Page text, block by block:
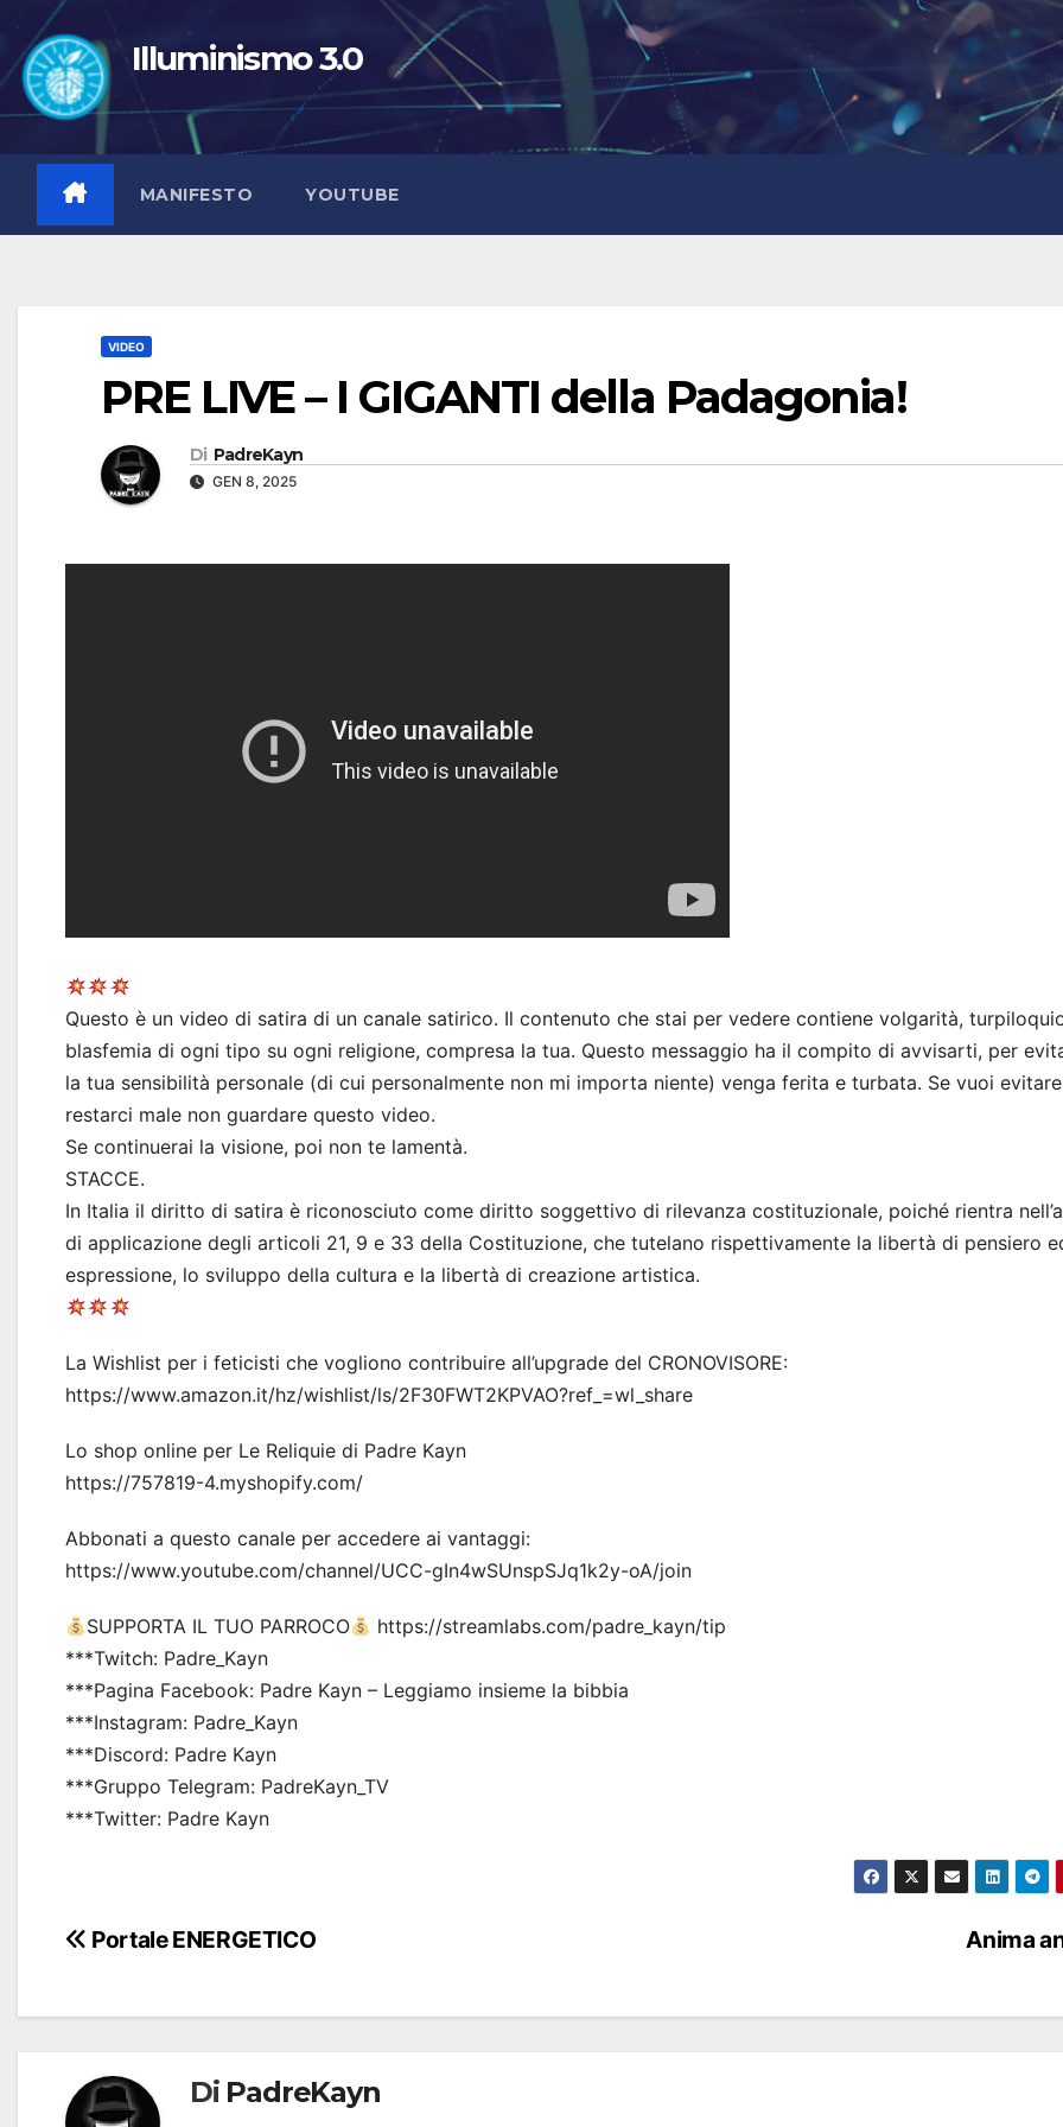
contenuto
Illuminismo 3.0
MANIFESTO YOUTUBE
VIDEO
PRE LIVE – I GIGANTI della Padagonia!
Di PadreKayn
GEN 8, 2025
Questo è un video di satira di un canale satirico. Il contenuto che stai per vedere contiene volgarità,
blasfemia di ogni tipo su ogni religione, compresa la tua. Questo messaggio ha il compito di avvisarti, per
la tua sensibilità personale (di cui personalmente non mi importa niente) venga ferita e turbata. Se vuoi
restarci male non guardare questo video.
Se continuerai la visione, poi non te lamentà.
STACCE.
In Italia il diritto di satira è riconosciuto come diritto soggettivo di rilevanza costituzionale, poiché rientra
di applicazione degli articoli 21, 9 e 33 della Costituzione, che tutelano rispettivamente la libertà di pensiero
espressione, lo sviluppo della cultura e la libertà di creazione artistica.
La Wishlist per i feticisti che vogliono contribuire all’upgrade del CRONOVISORE:
https://www.amazon.it/hz/wishlist/ls/2F30FWT2KPVAO?ref_=wl_share
Lo shop online per Le Reliquie di Padre Kayn
https://757819-4.myshopify.com/
Abbonati a questo canale per accedere ai vantaggi:
https://www.youtube.com/channel/UCC-gIn4wSUnspSJq1k2y-oA/join
SUPPORTA IL TUO PARROCO
https://streamlabs.com/padre_kayn/tip
***Twitch: Padre_Kayn
***Pagina Facebook: Padre Kayn – Leggiamo insieme la bibbia
***Instagram: Padre_Kayn
***Discord: Padre Kayn
***Gruppo Telegram: PadreKayn_TV
***Twitter: Padre Kayn
Navigazione
Anima
Portale ENERGETICO
Di PadreKayn